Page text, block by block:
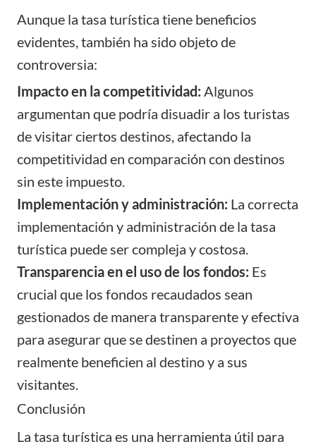
Aunque la tasa turística tiene beneficios
evidentes, también ha sido objeto de
controversia:
Impacto en la competitividad: Algunos
argumentan que podría disuadir a los turistas
de visitar ciertos destinos, afectando la
competitividad en comparación con destinos
sin este impuesto.
Implementación y administración: La correcta
implementación y administración de la tasa
turística puede ser compleja y costosa.
Transparencia en el uso de los fondos: Es
crucial que los fondos recaudados sean
gestionados de manera transparente y efectiva
para asegurar que se destinen a proyectos que
realmente beneficien al destino y a sus
visitantes.
Conclusión
La tasa turística es una herramienta útil para